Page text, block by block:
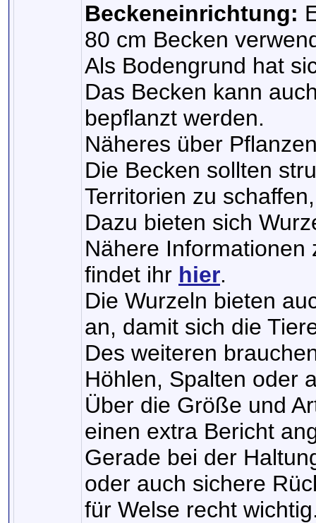
Beckeneinrichtung:
80 cm Becken
Als Bodengrund hat
Das Becken kann
bepflanzt werden.
Näheres über
Die Becken sollten
Territorien zu
Dazu bieten sich
Nähere Informationen
findet ihr hier.
Die Wurzeln bieten
an, damit sich die
Des weiteren
Höhlen, Spalten oder
Über die Größe und
einen extra Bericht
Gerade bei der
oder auch sichere
für Welse recht